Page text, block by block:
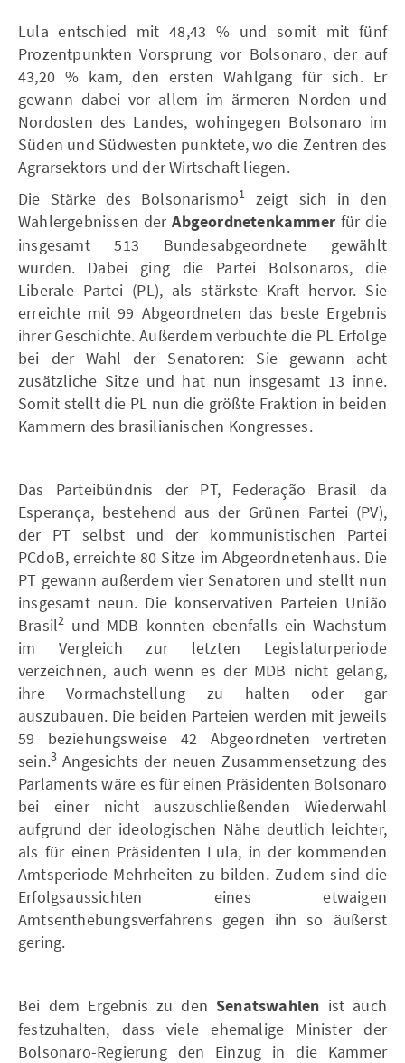
Lula entschied mit 48,43 % und somit mit fünf
Prozentpunkten Vorsprung vor Bolsonaro, der auf
43,20 % kam, den ersten Wahlgang für sich. Er
gewann dabei vor allem im ärmeren Norden und
Nordosten des Landes, wohingegen Bolsonaro im
Süden und Südwesten punktete, wo die Zentren des
Agrarsektors und der Wirtschaft liegen.
Die Stärke des Bolsonarismo1
zeigt sich in den
Wahlergebnissen derAbgeordnetenkammer für die
insgesamt 513 Bundesabgeordnete gewählt
wurden. Dabei ging die Partei Bolsonaros, die
Liberale Partei (PL), als stärkste Kraft hervor. Sie
erreichte mit 99 Abgeordneten das beste Ergebnis
ihrer Geschichte. Außerdem verbuchte die PL Erfolge
bei der Wahl der Senatoren: Sie gewann acht
zusätzliche Sitze und hat nun insgesamt 13 inne.
Somit stellt die PL nun die größte Fraktion in beiden
Kammern des brasilianischen Kongresses.
Das Parteibündnis der PT, Federação Brasil da
Esperança, bestehend aus der Grünen Partei (PV),
der PT selbst und der kommunistischen Partei
PCdoB, erreichte 80 Sitze im Abgeordnetenhaus. Die
PT gewann außerdem vier Senatoren und stellt nun
insgesamt neun. Die konservativen Parteien União
Brasil2 und MDB konnten ebenfalls ein Wachstum
im Vergleich zur letzten Legislaturperiode
verzeichnen, auch wenn es der MDB nicht gelang,
ihre Vormachstellung zu halten oder gar
auszubauen. Die beiden Parteien werden mit jeweils
59 beziehungsweise 42 Abgeordneten vertreten
sein.3 Angesichts der neuen Zusammensetzung des
Parlaments wäre es für einen Präsidenten Bolsonaro
bei einer nicht auszuschließenden Wiederwahl
aufgrund der ideologischen Nähe deutlich leichter,
als für einen Präsidenten Lula, in der kommenden
Amtsperiode Mehrheiten zu bilden. Zudem sind die
Erfolgsaussichten eines etwaigen
Amtsenthebungsverfahrens gegen ihn so äußerst
gering.
Bei dem Ergebnis zu den Senatswahlen ist auch
festzuhalten, dass viele ehemalige Minister der
Bolsonaro-Regierung den Einzug in die Kammer